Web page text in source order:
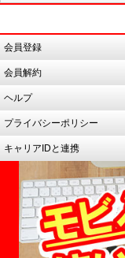
会員登録
会員解約
ヘルプ
プライバシーポリシー
キャリアIDと連携